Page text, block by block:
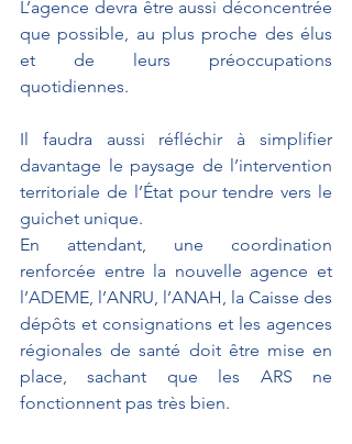
L’agence devra être aussi déconcentrée
que possible, au plus proche des élus
et de leurs préoccupations
quotidiennes.
Il faudra aussi réfléchir à simplifier
davantage le paysage de l’intervention
territoriale de l’État pour tendre vers le
guichet unique.
En attendant, une coordination
renforcée entre la nouvelle agence et
l’ADEME, l’ANRU, l’ANAH, la Caisse des
dépôts et consignations et les agences
régionales de santé doit être mise en
place, sachant que les ARS ne
fonctionnent pas très bien.